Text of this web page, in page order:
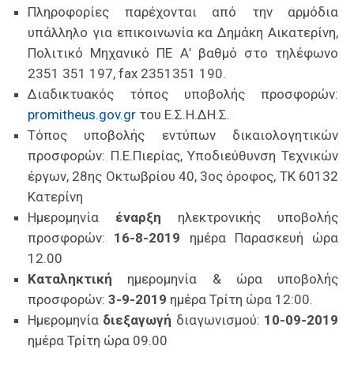
Πληροφορίες παρέχονται από την αρμόδια
υπάλληλο για επικοινωνία κα Δημάκη Αικατερίνη,
Πολιτικό Μηχανικό ΠΕ Α’ βαθμό στο τηλέφωνο
2351 351 197, fax 2351351 190.
Διαδικτυακός τόπος υποβολής προσφορών:
promitheus.gov.gr του Ε.Σ.Η.ΔΗ.Σ.
Τόπος υποβολής εντύπων δικαιολογητικών
προσφορών: Π.Ε.Πιερίας, Υποδιεύθυνση Τεχνικών
έργων, 28ης Οκτωβρίου 40, 3ος όροφος, ΤΚ 60132
Κατερίνη
Ημερομηνία έναρξη ηλεκτρονικής υποβολής
προσφορών: 16-8-2019 ημέρα Παρασκευή ώρα
12.00
Καταληκτική ημερομηνία & ώρα υποβολής
προσφορών: 3-9-2019 ημέρα Τρίτη ώρα 12:00.
Ημερομηνία διεξαγωγή διαγωνισμού: 10-09-2019
ημέρα Τρίτη ώρα 09.00